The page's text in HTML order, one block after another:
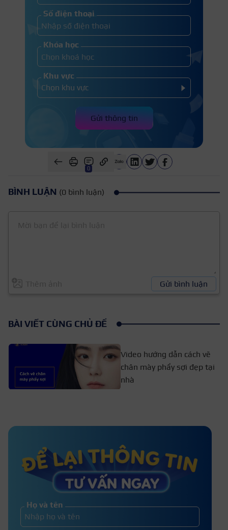
Số điện thoại
Khóa học
Khu vực
Gửi thông tin
0
BÌNH LUẬN (0 bình luận)
Gửi bình luận
BÀI VIẾT CÙNG CHỦ ĐỀ
Video hướng dẫn cách vẽ
chân mày phẩy sợi đẹp tại
nhà
“Bật mí” cách vẽ chân mày ngang
phù hợp với từng khuôn mặt
Họ và tên